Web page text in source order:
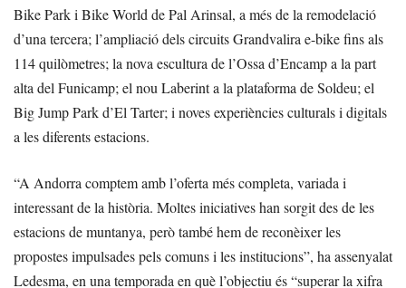
Bike Park i Bike World de Pal Arinsal, a més de la remodelació
d’una tercera; l’ampliació dels circuits Grandvalira e-bike fins als
114 quilòmetres; la nova escultura de l’Ossa d’Encamp a la part
alta del Funicamp; el nou Laberint a la plataforma de Soldeu; el
Big Jump Park d’El Tarter; i noves experiències culturals i digitals
a les diferents estacions.
“A Andorra comptem amb l’oferta més completa, variada i
interessant de la història. Moltes iniciatives han sorgit des de les
estacions de muntanya, però també hem de reconèixer les
propostes impulsades pels comuns i les institucions”, ha assenyalat
Ledesma, en una temporada en què l’objectiu és “superar la xifra